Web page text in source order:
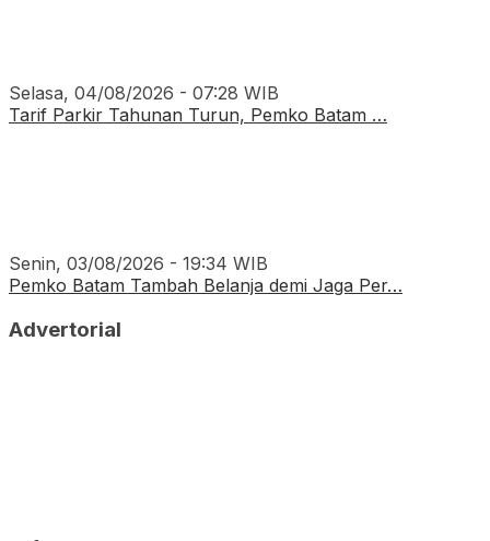
Selasa, 04/08/2026 - 07:28 WIB
Tarif Parkir Tahunan Turun, Pemko Batam …
Senin, 03/08/2026 - 19:34 WIB
Pemko Batam Tambah Belanja demi Jaga Per…
Advertorial